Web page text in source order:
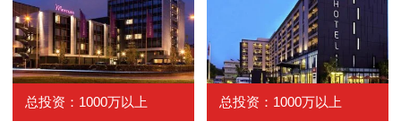
总投资：1000万以上 总投资：1000万以上